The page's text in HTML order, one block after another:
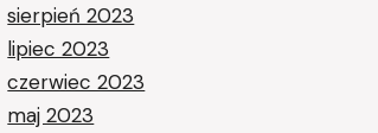
sierpień 2023
lipiec 2023
czerwiec 2023
maj 2023